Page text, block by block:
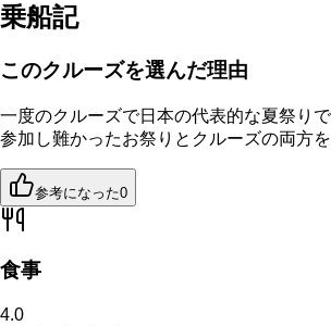
乗船記
このクルーズを選んだ理由
一度のクルーズで日本の代表的な夏祭り
参加し難かったお祭りとクルーズの両方
参考になった0
食事
4.0